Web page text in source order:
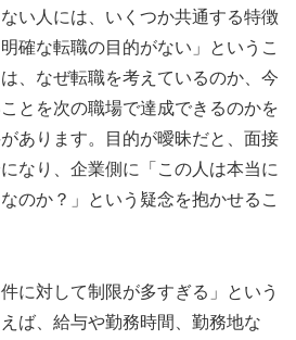
い人には、いくつか共通する特徴
確な転職の目的がない」というこ
、なぜ転職を考えているのか、今
とを次の職場で達成できるのかを
あります。目的が曖昧だと、面接
なり、企業側に「この人は本当に
のか？」という疑念を抱かせるこ
に対して制限が多すぎる」という
ば、給与や勤務時間、勤務地な